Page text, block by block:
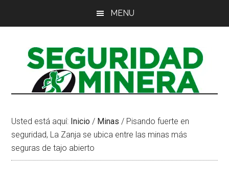
principal
MENU
Usted está aquí: Inicio / Minas / Pisando fuerte en
seguridad, La Zanja se ubica entre las minas más
seguras de tajo abierto